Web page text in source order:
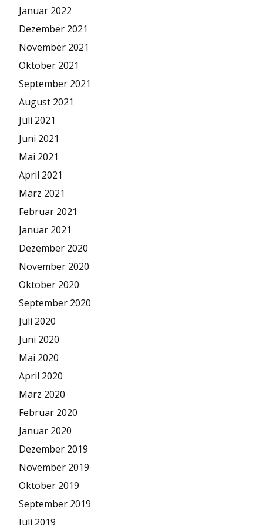
Januar 2022
Dezember 2021
November 2021
Oktober 2021
September 2021
August 2021
Juli 2021
Juni 2021
Mai 2021
April 2021
März 2021
Februar 2021
Januar 2021
Dezember 2020
November 2020
Oktober 2020
September 2020
Juli 2020
Juni 2020
Mai 2020
April 2020
März 2020
Februar 2020
Januar 2020
Dezember 2019
November 2019
Oktober 2019
September 2019
Juli 2019